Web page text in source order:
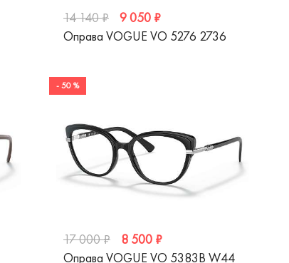
14 140 ₽
9 050 ₽
Оправа VOGUE VO 5276 2736
- 50 %
17 000 ₽
8 500 ₽
Оправа VOGUE VO 5383B W44